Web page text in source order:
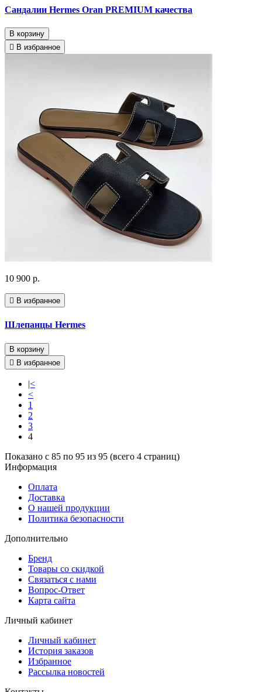
Cандалии Hermes Oran PREMIUM качества
В корзину
В избранное
10 900 р.
В избранное
Шлепанцы Hermes
В корзину
В избранное
|<
<
1
2
3
4
Показано с 85 по 95 из 95 (всего 4 страниц)
Информация
Оплата
Доставка
О нашей продукции
Политика безопасности
Дополнительно
Бренд
Товары со скидкой
Связаться с нами
Вопрос-Ответ
Карта сайта
Личный кабинет
Личный кабинет
История заказов
Избранное
Рассылка новостей